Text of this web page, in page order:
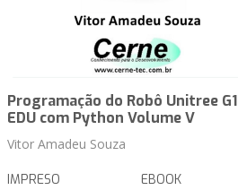
Programação do Robô Unitree G1
EDU com Python Volume V
Vitor Amadeu Souza
IMPRESO EBOOK